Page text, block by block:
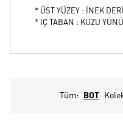
* ÜST YÜZEY : İNEK
* İÇ TABAN : KUZU YÜNÜ
Tüm: BOT